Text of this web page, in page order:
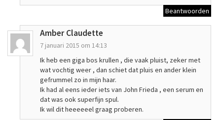
Beantwoorden
Amber Claudette
7 januari 2015 om 14:13
Ik heb een giga bos krullen , die vaak pluist, zeker met
wat vochtig weer , dan schiet dat pluis en ander klein
gefrummel zo in mijn haar.
Ik had al eens ieder iets van John Frieda , een serum en
dat was ook superfijn spul.
Ik wil dit heeeeeel graag proberen.